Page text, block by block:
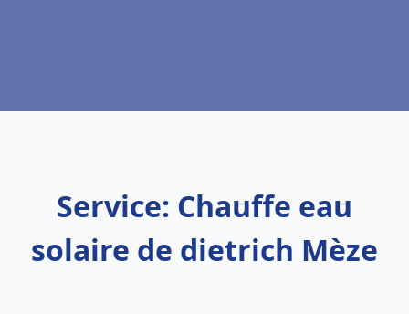
Service: Chauffe eau
solaire de dietrich Mèze